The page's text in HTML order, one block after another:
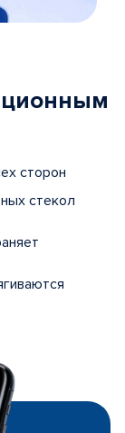
сторон
стекол